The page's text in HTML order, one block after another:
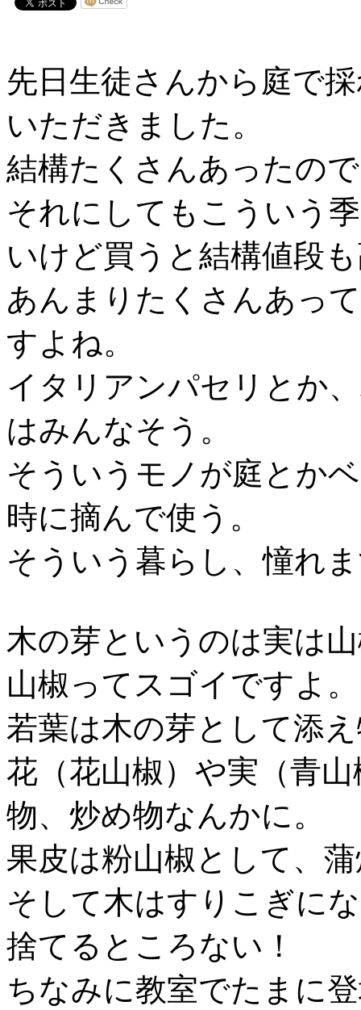
先日生徒さんから庭で
いただきました。
結構たくさんあったの
それにしてもこういう
いけど買うと結構値段
あんまりたくさんあっ
すよね。
イタリアンパセリとか
はみんなそう。
そういうモノが庭とか
時に摘んで使う。
そういう暮らし、憧れ
木の芽というのは実は
山椒ってスゴイですよ。
若葉は木の芽として添
花（花山椒）や実（青
物、炒め物なんかに。
果皮は粉山椒として、
そして木はすりこぎに
捨てるところない！
ちなみに教室でたまに